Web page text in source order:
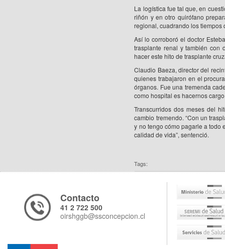
La logística fue tal que, en
riñón y en otro quirófano
regional, cuadrando los
Así lo corroboró el doctor
trasplante renal y también con
hacer este hito de trasplante
Claudio Baeza, director del
quienes trabajaron en el
órganos. Fue una tremenda
como hospital es hacernos
Transcurridos dos meses del
cambio tremendo. “Con un
y no tengo cómo pagarle a todo
calidad de vida”, sentenció.
Tags:
Contacto
41 2 722 500
oirshggb@ssconcepcion.cl